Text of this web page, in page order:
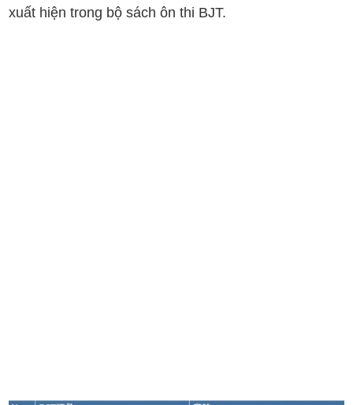
xuất hiện trong bộ sách ôn thi BJT.